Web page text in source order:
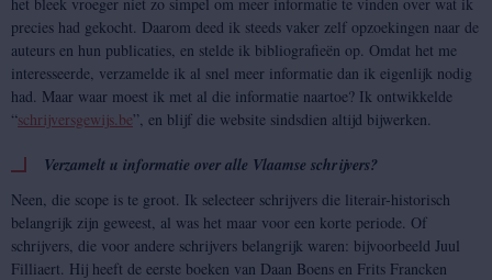
precies had gekocht. Daarom deed ik steeds vaker zelf opzoekingen naar de
auteurs en hun publicaties, en stelde ik bibliografieën op. Omdat het me
interesseerde, verzamelde ik al snel meer informatie dan ik eigenlijk nodig
had. Maar waar moest ik met al die informatie naartoe? Ik ontwikkelde
“schrijversgewijs.be”, en blijf die website sindsdien altijd bijwerken.
Verzamelt u informatie over alle Vlaamse schrijvers?
Neen, die scope is te groot. Ik selecteer schrijvers die literair-historisch
belangrijk zijn geweest, al was het maar voor een korte periode. Of
schrijvers, die voor andere schrijvers belangrijk waren: bijvoorbeeld Juul
Filliaert. Hij heeft de eerste boeken van Daan Boens en Frits Francken